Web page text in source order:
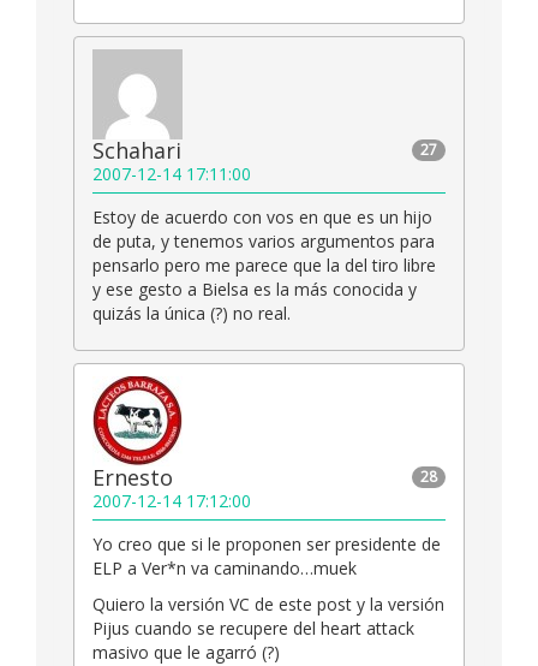
27
Schahari
2007-12-14 17:11:00
Estoy de acuerdo con vos en que es un hijo
de puta, y tenemos varios argumentos para
pensarlo pero me parece que la del tiro libre
y ese gesto a Bielsa es la más conocida y
quizás la única (?) no real.
28
Ernesto
2007-12-14 17:12:00
Yo creo que si le proponen ser presidente de
ELP a Ver*n va caminando…muek
Quiero la versión VC de este post y la versión
Pijus cuando se recupere del heart attack
masivo que le agarró (?)